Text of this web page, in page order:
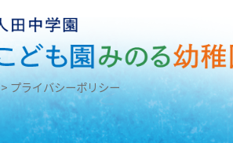
> プライバシーポリシー